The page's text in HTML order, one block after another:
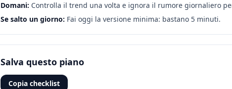
Domani: Controlla il trend una volta e ignora il rumore giornaliero
Se salto un giorno: Fai oggi la versione minima: bastano 5 minuti.
Salva questo piano
Copia checklist